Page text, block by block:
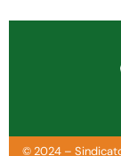
© 2024 –